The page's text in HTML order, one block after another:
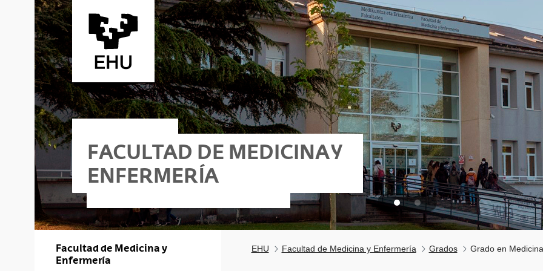
Saltar al contenido principal
- Donostia
FACULTAD DE MEDICINA Y
ENFERMERÍA
Facultad de Medicina y
Enfermería
EHU Facultad de Medicina y Enfermería Grados Grado en Medicina